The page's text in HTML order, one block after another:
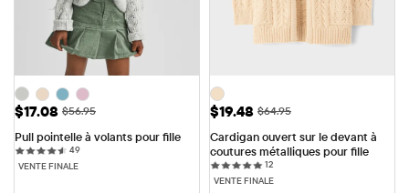
Prix ​​de vente: $17.08
$17.08 Prix ​​d'origine: $56.95
$56.95
Pull pointelle à volants pour fille
4949 reviews
VENTE FINALE
Prix ​​de vente: $19.48
$19.48 Prix ​​d'origine: $64.95
$64.95
Cardigan ouvert sur le devant à
coutures métalliques pour fille
1212 reviews
VENTE FINALE